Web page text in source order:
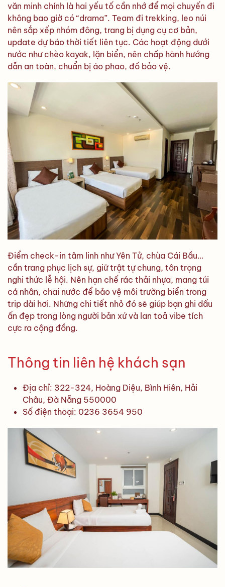
văn minh chính là hai yếu tố cần nhớ để mọi chuyến đi
không bao giờ có “drama”. Team đi trekking, leo núi
nên sắp xếp nhóm đông, trang bị dụng cụ cơ bản,
update dự báo thời tiết liên tục. Các hoạt động dưới
nước như chèo kayak, lặn biển, nên chấp hành hướng
dẫn an toàn, chuẩn bị áo phao, đồ bảo vệ.
Điểm check-in tâm linh như Yên Tử, chùa Cái Bầu…
cần trang phục lịch sự, giữ trật tự chung, tôn trọng
nghi thức lễ hội. Nên hạn chế rác thải nhựa, mang túi
cá nhân, chai nước để bảo vệ môi trường biển trong
trip dài hơi. Những chi tiết nhỏ đó sẽ giúp bạn ghi dấu
ấn đẹp trong lòng người bản xứ và lan toả vibe tích
cực ra cộng đồng.
Thông tin liên hệ khách sạn
Địa chỉ: 322-324, Hoàng Diệu, Bình Hiên, Hải
Châu, Đà Nẵng 550000
Số điện thoại: 0236 3654 950